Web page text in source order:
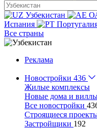
Узбекистан
Испания
Все страны
Реклама
Новостройки 436
Жилые комплексы
Новые дома и
Все новостройки
Строящиеся
Застройщики 192